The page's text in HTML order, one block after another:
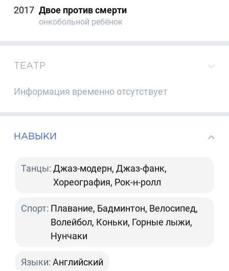
2017 Двое против смерти
онкобольной ребёнок
ТЕАТР
Информация временно отсутствует
НАВЫКИ
Танцы: Джаз-модерн, Джаз-фанк,
Хореография, Рок-н-ролл
Спорт: Плавание, Бадминтон, Велосипед,
Волейбол, Коньки, Горные лыжи,
Нунчаки
Языки: Английский